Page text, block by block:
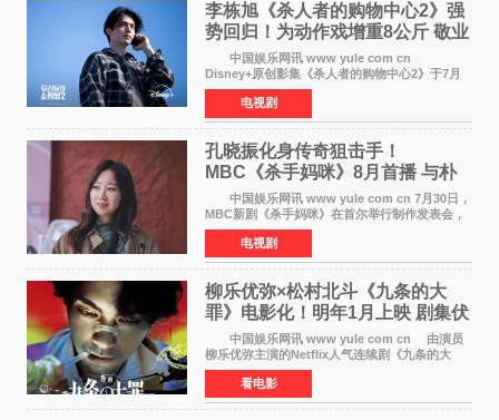
李栋旭《杀人者的购物中心2》强
势回归！为动作戏增重8公斤 敬业
获赞
中国娱乐网讯 www yule com cn
Disney+原创影集《杀人者的购物中心2》于7月
22日正式上线，由男神李栋旭主演的郑进湾以2 0
完全体强势回归。该剧第一季曾被《纽约时报》
评选为全球最佳影集之一
电视剧
孔晓振化身传奇狙击手！
MBC《杀手妈咪》8月首播 与朴
恩斌展开收视对决
中国娱乐网讯 www yule com cn 7月30日，
MBC新剧《杀手妈咪》在首尔举行制作发表会，
主演孔晓振、郑准元、李相二、无真星、崔宇
成、李银泉等人一同出席，为新剧宣传造势。这
是孔晓振继《毛骨
电视剧
柳乐优弥×松村北斗《九条的大
罪》电影化！明年1月上映 剧集伏
笔将全面揭晓
中国娱乐网讯 www yule com cn 由演员
柳乐优弥主演的Netflix人气连续剧《九条的大
罪》正式宣布改编为电影，将于明年1月8日全国
上映。柳乐优弥与SixTONES松村北斗再度联
手，为观众带来这部
看电影